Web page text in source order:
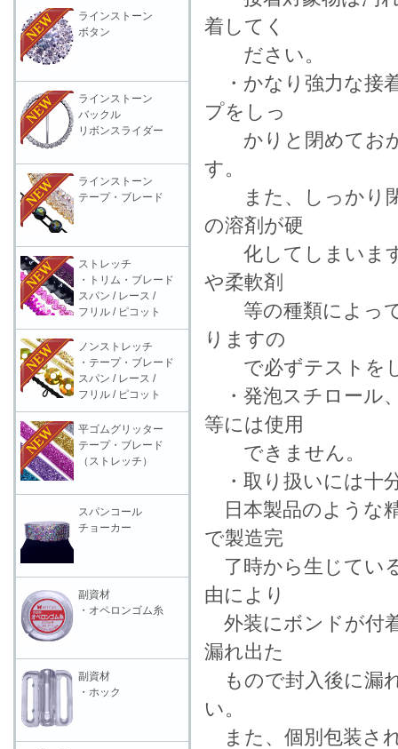
着してく
ださい。
・かなり強力な接
プをしっ
かりと閉めておか
す。
また、しっかり閉
の溶剤が硬
化してしまいます
や柔軟剤
等の種類によって
りますの
で必ずテストをし
・発泡スチロール
等には使用
できません。
・取り扱いには十
日本製品のような
で製造完
了時から生じてい
由により
外装にボンドが付
漏れ出た
もので封入後に漏
い。
また、個別包装さ
ラインストーン
ボタン
ラインストーン
バックル
リボンスライダー
ラインストーン
テープ・ブレード
ストレッチ
・トリム・ブレード
スパン / レース /
フリル / ピコット
ノンストレッチ
・テープ・ブレード
スパン / レース /
フリル / ピコット
平ゴムグリッター
テープ・ブレード
（ストレッチ）
スパンコール
チョーカー
副資材
・オペロンゴム糸
副資材
・ホック